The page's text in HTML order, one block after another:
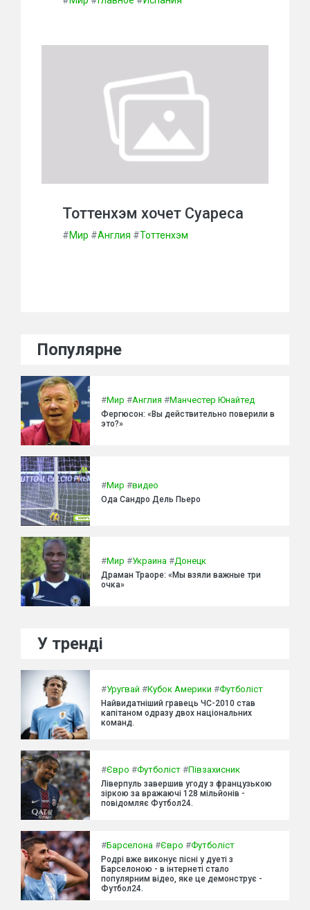
Тоттенхэм хочет Суареса
#Мир #Англия #Тоттенхэм
Популярне
#Мир #Англия #Манчестер Юнайтед
Фергюсон: «Вы действительно поверили в
это?»
#Мир #видео
Ода Сандро Дель Пьеро
#Мир #Украина #Донецк
Драман Траоре: «Мы взяли важные три
очка»
У тренді
#Уругвай #Кубок Америки #Футболіст
Найвидатніший гравець ЧС-2010 став
капітаном одразу двох національних
команд.
#Євро #Футболіст #Півзахисник
Ліверпуль завершив угоду з французькою
зіркою за вражаючі 128 мільйонів -
повідомляє Футбол24.
#Барселона #Євро #Футболіст
Родрі вже виконує пісні у дуеті з
Барселоною - в інтернеті стало
популярним відео, яке це демонструє -
Футбол24.